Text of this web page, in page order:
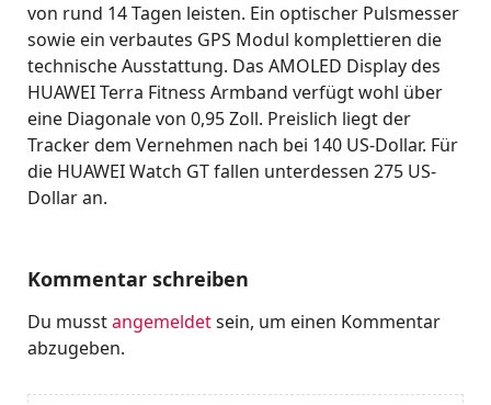
von rund 14 Tagen leisten. Ein optischer Pulsmesser
sowie ein verbautes GPS Modul komplettieren die
technische Ausstattung. Das AMOLED Display des
HUAWEI Terra Fitness Armband verfügt wohl über
eine Diagonale von 0,95 Zoll. Preislich liegt der
Tracker dem Vernehmen nach bei 140 US-Dollar. Für
die HUAWEI Watch GT fallen unterdessen 275 US-
Dollar an.
Kommentar schreiben
Du musstangemeldetsein, um einen Kommentar
abzugeben.